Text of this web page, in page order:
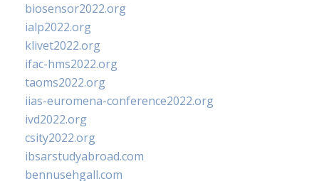
biosensor2022.org
ialp2022.org
klivet2022.org
ifac-hms2022.org
taoms2022.org
iias-euromena-conference2022.org
ivd2022.org
csity2022.org
ibsarstudyabroad.com
bennusehgall.com